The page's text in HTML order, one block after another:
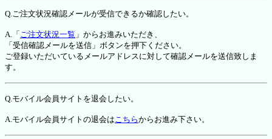
Q.ご注文状況確認メールが受信できるか確認したい。
A.「 ご注文状況一覧 」からお進みいただき、
「受信確認メールを送信」ボタンを押下ください。
ご登録いただいているメールアドレスに対して確認メールを送信致しま
す。
Q.モバイル会員サイトを退会したい。
A.モバイル会員サイトの退会はこちらからお進み下さい。